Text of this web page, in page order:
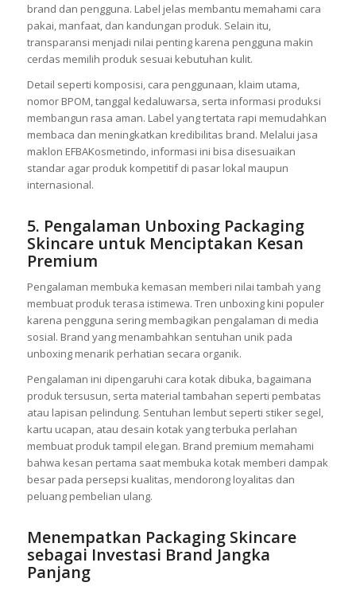
brand dan pengguna. Label jelas membantu memahami cara
pakai, manfaat, dan kandungan produk. Selain itu,
transparansi menjadi nilai penting karena pengguna makin
cerdas memilih produk sesuai kebutuhan kulit.
Detail seperti komposisi, cara penggunaan, klaim utama,
nomor BPOM, tanggal kedaluwarsa, serta informasi produksi
membangun rasa aman. Label yang tertata rapi memudahkan
membaca dan meningkatkan kredibilitas brand. Melalui jasa
maklon EFBAKosmetindo, informasi ini bisa disesuaikan
standar agar produk kompetitif di pasar lokal maupun
internasional.
5. Pengalaman Unboxing Packaging
Skincare untuk Menciptakan Kesan
Premium
Pengalaman membuka kemasan memberi nilai tambah yang
membuat produk terasa istimewa. Tren unboxing kini populer
karena pengguna sering membagikan pengalaman di media
sosial. Brand yang menambahkan sentuhan unik pada
unboxing menarik perhatian secara organik.
Pengalaman ini dipengaruhi cara kotak dibuka, bagaimana
produk tersusun, serta material tambahan seperti pembatas
atau lapisan pelindung. Sentuhan lembut seperti stiker segel,
kartu ucapan, atau desain kotak yang terbuka perlahan
membuat produk tampil elegan. Brand premium memahami
bahwa kesan pertama saat membuka kotak memberi dampak
besar pada persepsi kualitas, mendorong loyalitas dan
peluang pembelian ulang.
Menempatkan Packaging Skincare
sebagai Investasi Brand Jangka
Panjang